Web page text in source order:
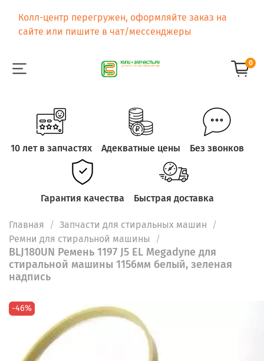
Колл-центр перегружен, оформляйте заказ на
сайте или пишите в чат/мессенджеры
0
10 лет в запчастях Адекватные цены Без звонков
Гарантия качества Быстрая доставка
Главная
Запчасти для стиральных машин
Ремни для стиральной машины
BLJ180UN Ремень 1197 J5 EL Megadyne для
стиральной машины 1156мм белый, зеленая
надпись
-46%